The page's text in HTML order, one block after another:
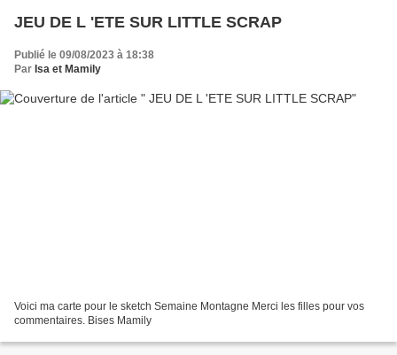
JEU DE L 'ETE SUR LITTLE SCRAP
Publié le 09/08/2023 à 18:38
Par Isa et Mamily
Voici ma carte pour le sketch Semaine Montagne Merci les filles pour vos
commentaires. Bises Mamily